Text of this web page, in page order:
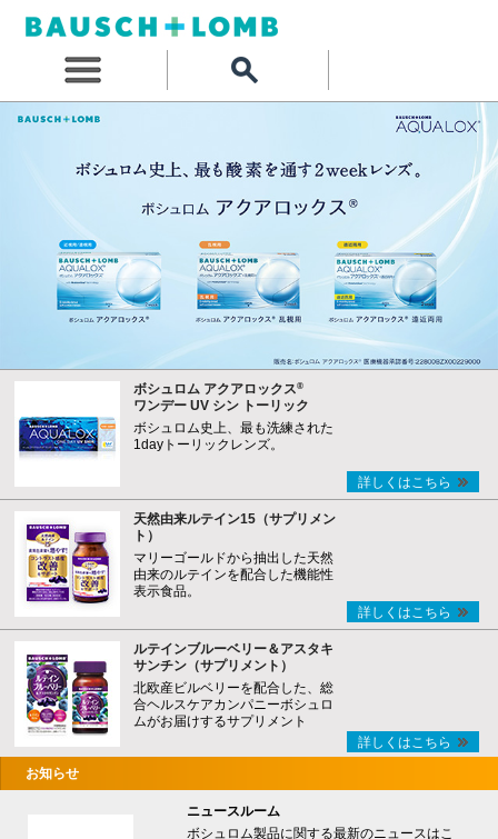
ボシュロム アクアロックス®
ワンデー UV シン トーリック
ボシュロム史上、最も洗練された
1dayトーリックレンズ。
詳しくはこちら
天然由来ルテイン15（サプリメン
ト）
マリーゴールドから抽出した天然
由来のルテインを配合した機能性
表示食品。
詳しくはこちら
ルテインブルーベリー＆アスタキ
サンチン（サプリメント）
北欧産ビルベリーを配合した、総
合ヘルスケアカンパニーボシュロ
ムがお届けするサプリメント
詳しくはこちら
お知らせ
ニュースルーム
ボシュロム製品に関する最新のニュースはこ